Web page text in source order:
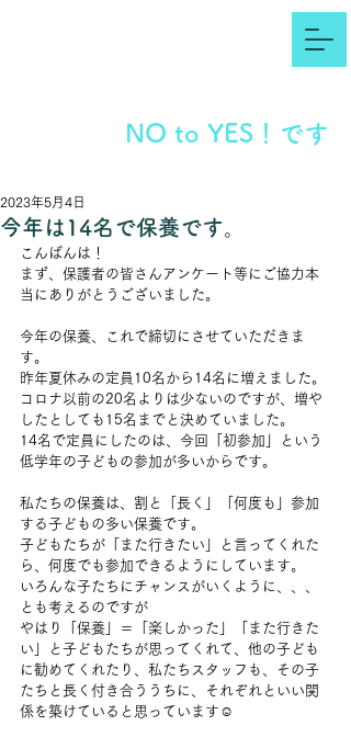
NO to YES！です
今年は14名で保養です。
2023年5月4日
こんばんは！
まず、保護者の皆さんアンケート等にご協力本
当にありがとうございました。
今年の保養、これで締切にさせていただきま
す。
昨年夏休みの定員10名から14名に増えました。
コロナ以前の20名よりは少ないのですが、増や
したとしても15名までと決めていました。
14名で定員にしたのは、今回「初参加」という
低学年の子どもの参加が多いからです。
私たちの保養は、割と「長く」「何度も」参加
する子どもの多い保養です。
子どもたちが「また行きたい」と言ってくれた
ら、何度でも参加できるようにしています。
いろんな子たちにチャンスがいくように、、、
とも考えるのですが
やはり「保養」＝「楽しかった」「また行きた
い」と子どもたちが思ってくれて、他の子ども
に勧めてくれたり、私たちスタッフも、その子
たちと長く付き合ううちに、それぞれといい関
係を築けていると思っています☺️